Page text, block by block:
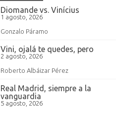
Diomande vs. Vinícius
1 agosto, 2026
Gonzalo Páramo
Vini, ojalá te quedes, pero
2 agosto, 2026
Roberto Albáizar Pérez
Real Madrid, siempre a la
vanguardia
5 agosto, 2026